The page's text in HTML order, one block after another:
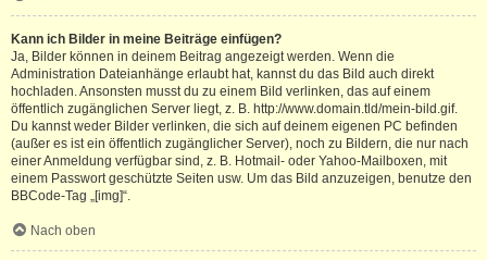
Kann ich Bilder in meine Beiträge einfügen?
Ja, Bilder können in deinem Beitrag angezeigt werden. Wenn die
Administration Dateianhänge erlaubt hat, kannst du das Bild auch direkt
hochladen. Ansonsten musst du zu einem Bild verlinken, das auf einem
öffentlich zugänglichen Server liegt, z. B. http://www.domain.tld/mein-bild.gif.
Du kannst weder Bilder verlinken, die sich auf deinem eigenen PC befinden
(außer es ist ein öffentlich zugänglicher Server), noch zu Bildern, die nur nach
einer Anmeldung verfügbar sind, z. B. Hotmail- oder Yahoo-Mailboxen, mit
einem Passwort geschützte Seiten usw. Um das Bild anzuzeigen, benutze den
BBCode-Tag „[img]“.
Nach oben